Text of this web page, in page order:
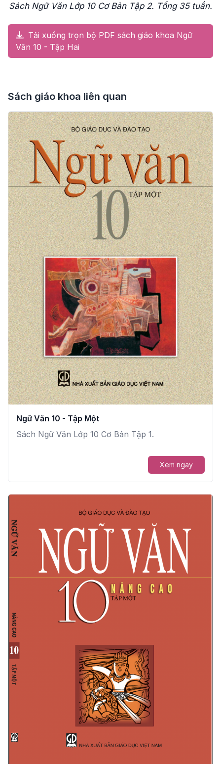
Sách Ngữ Văn Lớp 10 Cơ Bản Tập 2. Tổng 35 tuần.
Tải xuống trọn bộ PDF sách giáo khoa Ngữ
Văn 10 - Tập Hai
Sách giáo khoa liên quan
Ngữ Văn 10 - Tập Một
Sách Ngữ Văn Lớp 10 Cơ Bản Tập 1.
Xem ngay